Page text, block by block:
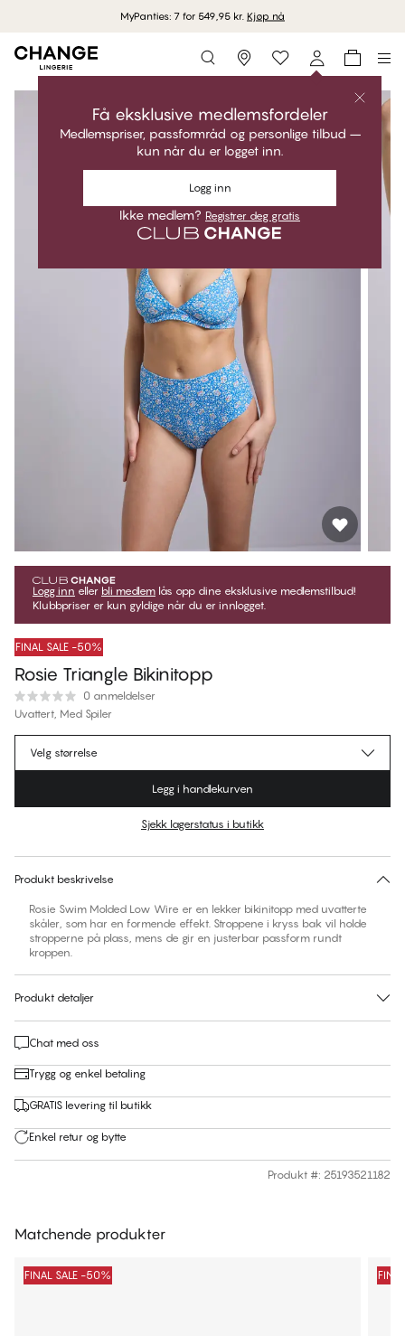
MyPanties: 7 for 549,95 kr. Kjøp nå
Storefinder
Få eksklusive medlemsfordeler
Medlemspriser, passformråd og personlige tilbud –
kun når du er logget inn.
Logg inn
Ikke medlem? Registrer deg gratis
Logg inn eller bli medlem lås opp dine eksklusive medlemstilbud!
Klubbpriser er kun gyldige når du er innlogget.
FINAL SALE -50%
Rosie Triangle Bikinitopp
0 anmeldelser
Uvattert, Med Spiler
kr 669,95Ordinær pris
Velg størrelse
Legg i handlekurven
Sjekk lagerstatus i butikk
Produkt beskrivelse
Rosie Swim Molded Low Wire er en lekker bikinitopp med uvatterte
skåler, som har en formende effekt. Stroppene i kryss bak vil holde
stropperne på plass, mens de gir en justerbar passform rundt
kroppen.
Produkt detaljer
Chat med oss
Trygg og enkel betaling
GRATIS levering til butikk
Enkel retur og bytte
Produkt #: 25193521182
Matchende produkter
FINAL SALE -50%